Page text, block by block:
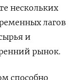
нескольких
лагов
и
рынок.
способно